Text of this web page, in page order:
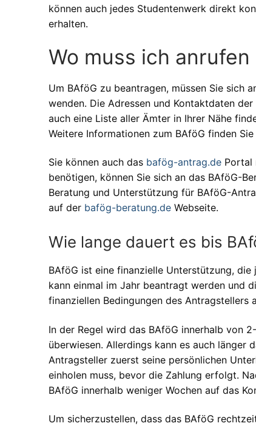
können auch jedes Studentenwerk direkt
erhalten.
Wo muss ich
Um BAföG zu beantragen, müssen Sie sich
wenden. Die Adressen und Kontaktdaten
auch eine Liste aller Ämter in Ihrer Nähe
Weitere Informationen zum BAföG finden
Sie können auch das bafög-antrag.de Portal
benötigen, können Sie sich an das BAföG-
Beratung und Unterstützung für BAföG-
auf der bafög-beratung.de Webseite.
Wie lange dauert es bis
BAföG ist eine finanzielle Unterstützung,
kann einmal im Jahr beantragt werden und
finanziellen Bedingungen des
In der Regel wird das BAföG innerhalb von
überwiesen. Allerdings kann es auch länger
Antragsteller zuerst seine persönlichen
einholen muss, bevor die Zahlung erfolgt.
BAföG innerhalb weniger Wochen auf das
Um sicherzustellen, dass das BAföG